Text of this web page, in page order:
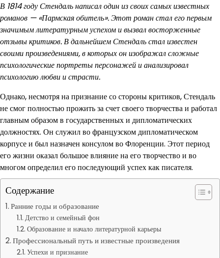
В 1814 году Стендаль написал один из своих самых известных
романов — «Пармская обитель». Этот роман стал его первым
значимым литературным успехом и вызвал восторженные
отзывы критиков. В дальнейшем Стендаль стал известен
своими произведениями, в которых он изображал сложные
психологические портреты персонажей и анализировал
психологию любви и страсти.
Однако, несмотря на признание со стороны критиков, Стендаль
не смог полностью прожить за счет своего творчества и работал
главным образом в государственных и дипломатических
должностях. Он служил во французском дипломатическом
корпусе и был назначен консулом во Флоренции. Этот период
его жизни оказал большое влияние на его творчество и во
многом определил его последующий успех как писателя.
Содержание
Ранние годы и образование
Детство и семейный фон
Образование и начало литературной карьеры
Профессиональный путь и известные произведения
Успехи и признание